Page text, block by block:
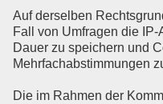
Auf derselben
Fall von Umfragen die
Dauer zu speichern und
Mehrfachabstimmungen
Die im Rahmen der